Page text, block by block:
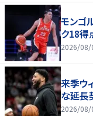
モンゴ
ク18得
2026/08/
来季ウ
な延長
2026/08/